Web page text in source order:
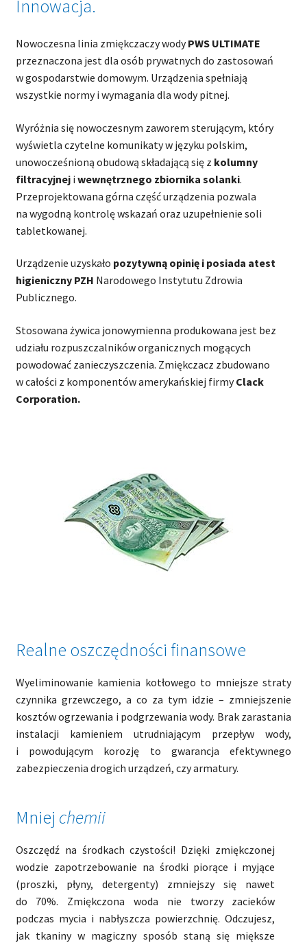
Innowacja.
Nowoczesna linia zmiękczaczy wodyPWS ULTIMATE
przeznaczona jest dla osób prywatnych do zastosowań
w gospodarstwie domowym. Urządzenia spełniają
wszystkie normy i wymagania dla wody pitnej.
Wyróżnia się nowoczesnym zaworem sterującym, który
wyświetla czytelne komunikaty w języku polskim,
unowocześnioną obudową składającą się z kolumny
filtracyjneji wewnętrznego zbiornika solanki.
Przeprojektowana górna część urządzenia pozwala
na wygodną kontrolę wskazań oraz uzupełnienie soli
tabletkowanej.
Urządzenie uzyskało pozytywną opinię i posiada atest
higieniczny PZH Narodowego Instytutu Zdrowia
Publicznego.
Stosowana żywica jonowymienna produkowana jest bez
udziału rozpuszczalników organicznych mogących
powodować zanieczyszczenia. Zmiękczacz zbudowano
w całości z komponentów amerykańskiej firmyClack
Corporation.
Realne oszczędności finansowe
Wyeliminowanie kamienia kotłowego to mniejsze straty
czynnika grzewczego, a co za tym idzie – zmniejszenie
kosztów ogrzewania i podgrzewania wody. Brak zarastania
instalacji kamieniem utrudniającym przepływ wody,
i powodującym korozję to gwarancja efektywnego
zabezpieczenia drogich urządzeń, czy armatury.
Mniej chemii
Oszczędź na środkach czystości! Dzięki zmiękczonej
wodzie zapotrzebowanie na środki piorące i myjące
(proszki, płyny, detergenty) zmniejszy się nawet
do 70%. Zmiękczona woda nie tworzy zacieków
podczas mycia i nabłyszcza powierzchnię. Odczujesz,
jak tkaniny w magiczny sposób staną się miększe